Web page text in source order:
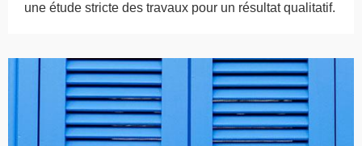
une étude stricte des travaux pour un résultat qualitatif.